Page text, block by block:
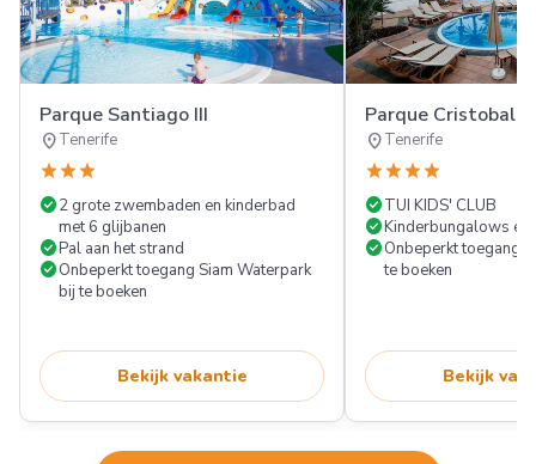
Parque Santiago III
location_onTenerife
starstarstar
check_circle2 grote zwembaden en kinderbad
met 6 glijbanen
check_circlePal aan het strand
check_circleOnbeperkt toegang Siam Waterpark
bij te boeken
Bekijk vakantie
Parque Cristobal
location_onTenerife
starstarstarstar
check_circleTUI KIDS' CLUB
check_circleKinderbungalows en
check_circleOnbeperkt toegang
te boeken
Bekijk